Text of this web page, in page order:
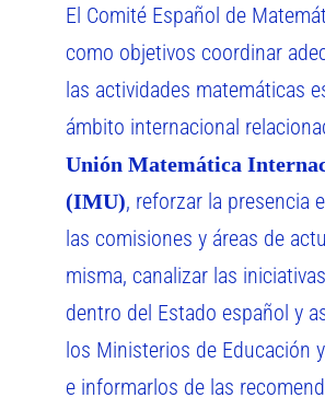
El Comité Español de
como objetivos coordinar
las actividades matemáticas
ámbito internacional
Unión Matemática
(IMU), reforzar la presencia
las comisiones y áreas de
misma, canalizar las
dentro del Estado español y
los Ministerios de Educación
e informarlos de las